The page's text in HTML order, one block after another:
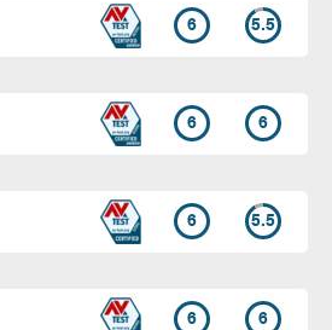
6 5.5
6 6
6 5.5
6 6